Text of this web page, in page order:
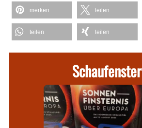
merken teilen
teilen teilen
Schaufenster